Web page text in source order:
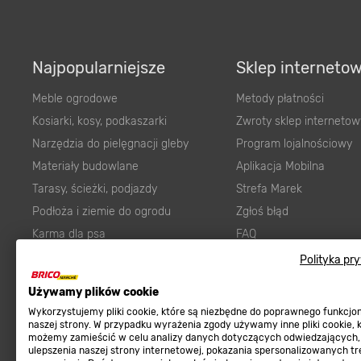
Polityka
Używamy plików cookie
Wykorzystujemy pliki cookie, które są niezbędne do poprawnego
naszej strony. W przypadku wyrażenia zgody używamy inne pliki cookie,
możemy zamieścić w celu analizy danych dotyczących odwiedzających,
ulepszenia naszej strony internetowej, pokazania spersonalizowanych
Najpopularniejsze
Meble ogrodowe
Kosiarki, kosy, podkaszarki
Narzędzia do pielęgnacji gleby
Materiały budowlane
Tarasy, ścieżki, podjazdy
Podłoża i ziemie do ogrodu
Karma dla psa
Farby wewnętrzne białe
Elektryka
Panele
Elektronarzędzia
Sklep
Metody płatności
Zwroty sklep
Program lojalnościowy
Aplikacja Mobilna
Strefa Marek
Zgłoś błąd
FAQ
Prawny obowiązek
Regulaminy